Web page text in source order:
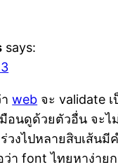
says:
าweb จะ validate
อนดูด้วยตัวอื่น จะ
งไปหลายสิบเส้นมี
ว่า font ไทยหาง่า